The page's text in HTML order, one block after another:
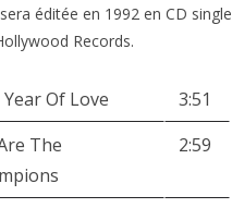
éditée en 1992 en CD single
Records.
Of Love
3:51
The
2:59